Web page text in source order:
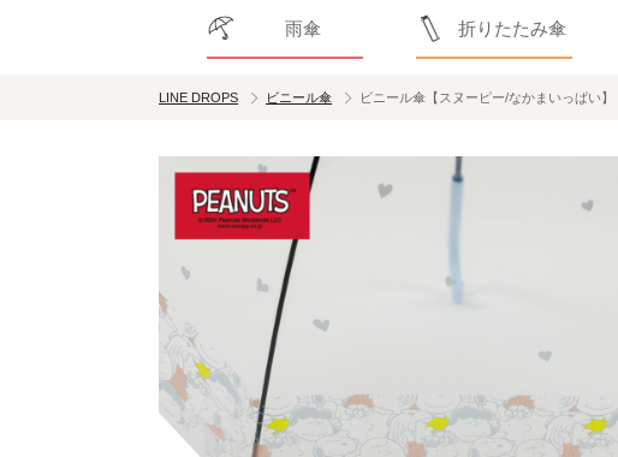
雨傘 折りたたみ傘
LINE DROPS ビニール傘 ビニール傘【スヌーピー/なかまいっぱい】